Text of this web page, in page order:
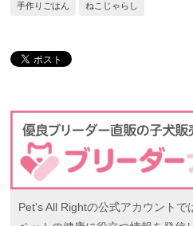
手作りごはん ねこじゃらし
Pet's All Rightの公式アカウントで